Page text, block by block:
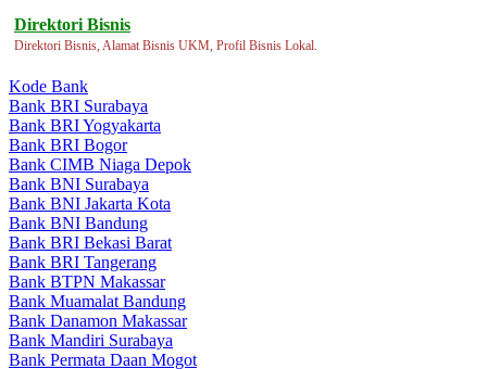
Direktori Bisnis
Direktori Bisnis, Alamat Bisnis UKM, Profil Bisnis Lokal.
Kode Bank
Bank BRI Surabaya
Bank BRI Yogyakarta
Bank BRI Bogor
Bank CIMB Niaga Depok
Bank BNI Surabaya
Bank BNI Jakarta Kota
Bank BNI Bandung
Bank BRI Bekasi Barat
Bank BRI Tangerang
Bank BTPN Makassar
Bank Muamalat Bandung
Bank Danamon Makassar
Bank Mandiri Surabaya
Bank Permata Daan Mogot